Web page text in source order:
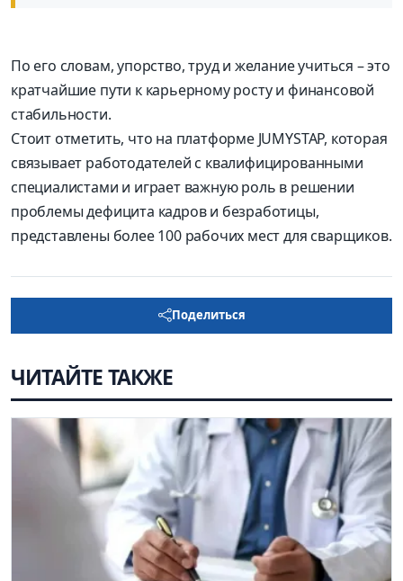
По его словам, упорство, труд и желание учиться – это
кратчайшие пути к карьерному росту и финансовой
стабильности.
Стоит отметить, что на платформе JUMYSTAP, которая
связывает работодателей с квалифицированными
специалистами и играет важную роль в решении
проблемы дефицита кадров и безработицы,
представлены более 100 рабочих мест для сварщиков.
Поделиться
ЧИТАЙТЕ ТАКЖЕ